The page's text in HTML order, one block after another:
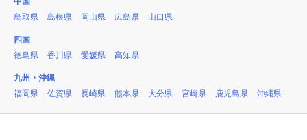
鳥取県
島根県 岡山県 広島県 山口県
四国
徳島県
香川県 愛媛県 高知県
九州・沖縄
福岡県
佐賀県 長崎県 熊本県 大分県 宮崎県 鹿児島県 沖縄県